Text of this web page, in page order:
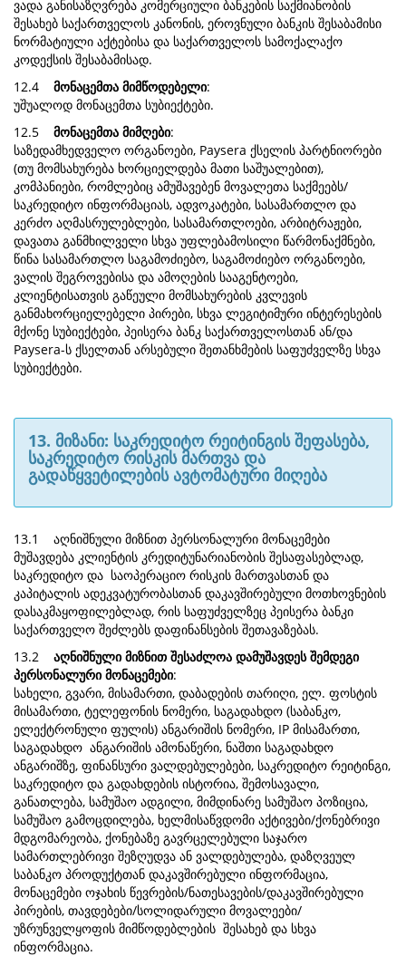
ვადა განისაზღვრება კომერციული ბანკების საქმიანობის
შესახებ საქართველოს კანონის, ეროვნული ბანკის შესაბამისი
ნორმატიული აქტებისა და საქართველოს სამოქალაქო
კოდექსის შესაბამისად.
12.4 მონაცემთა მიმწოდებელი:
უშუალოდ მონაცემთა სუბიექტები.
12.5 მონაცემთა მიმღები:
საზედამხედველო ორგანოები, Paysera ქსელის პარტნიორები
(თუ მომსახურება ხორციელდება მათი საშუალებით),
კომპანიები, რომლებიც ამუშავებენ მოვალეთა საქმეებს/
საკრედიტო ინფორმაციას, ადვოკატები, სასამართლო და
კერძო აღმასრულებლები, სასამართლოები, არბიტრაჟები,
დავათა განმხილველი სხვა უფლებამოსილი წარმონაქმნები,
წინა სასამართლო საგამოძიებო, საგამოძიებო ორგანოები,
ვალის შეგროვებისა და ამოღების სააგენტოები,
კლიენტისათვის გაწეული მომსახურების კვლევის
განმახორციელებელი პირები, სხვა ლეგიტიმური ინტერესების
მქონე სუბიექტები, პეისერა ბანკ საქართველოსთან ან/და
Paysera-ს ქსელთან არსებული შეთანხმების საფუძველზე სხვა
სუბიექტები.
13. მიზანი: საკრედიტო რეიტინგის შეფასება,
საკრედიტო რისკის მართვა და
გადაწყვეტილების ავტომატური მიღება
13.1 აღნიშნული მიზნით პერსონალური მონაცემები
მუშავდება კლიენტის კრედიტუნარიანობის შესაფასებლად,
საკრედიტო და საოპერაციო რისკის მართვასთან და
კაპიტალის ადეკვატურობასთან დაკავშირებული მოთხოვნების
დასაკმაყოფილებლად, რის საფუძველზეც პეისერა ბანკი
საქართველო შეძლებს დაფინანსების შეთავაზებას.
13.2 აღნიშნული მიზნით შესაძლოა დამუშავდეს შემდეგი
პერსონალური მონაცემები:
სახელი, გვარი, მისამართი, დაბადების თარიღი, ელ. ფოსტის
მისამართი, ტელეფონის ნომერი, საგადახდო (საბანკო,
ელექტრონული ფულის) ანგარიშის ნომერი, IP მისამართი,
საგადახდო ანგარიშის ამონაწერი, ნაშთი საგადახდო
ანგარიშზე, ფინანსური ვალდებულებები, საკრედიტო რეიტინგი,
საკრედიტო და გადახდების ისტორია, შემოსავალი,
განათლება, სამუშაო ადგილი, მიმდინარე სამუშაო პოზიცია,
სამუშაო გამოცდილება, ხელმისაწვდომი აქტივები/ქონებრივი
მდგომარეობა, ქონებაზე გავრცელებული საჯარო
სამართლებრივი შეზღუდვა ან ვალდებულება, დაზღვეულ
საბანკო პროდუქტთან დაკავშირებული ინფორმაცია,
მონაცემები ოჯახის წევრების/ნათესავების/დაკავშირებული
პირების, თავდებები/სოლიდარული მოვალეები/
უზრუნველყოფის მიმწოდებლების შესახებ და სხვა
ინფორმაცია.